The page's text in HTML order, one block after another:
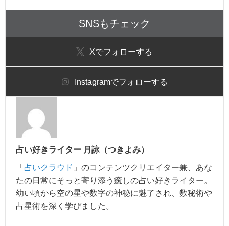
SNSもチェック
Xでフォローする
Instagramでフォローする
占い好きライター 月詠（つきよみ）
「 占いクラウド 」のコンテンツクリエイター兼、あな
たの日常にそっと寄り添う癒しの占い好きライター。
幼い頃から空の星や数字の神秘に魅了され、数秘術や
占星術を深く学びました。